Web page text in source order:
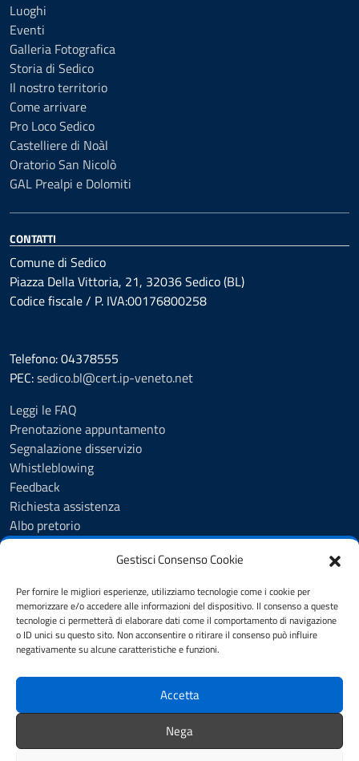
Gestisci Consenso Cookie
Per fornire le migliori esperienze, utilizziamo tecnologie come i cookie per
memorizzare e/o accedere alle informazioni del dispositivo. Il consenso a queste
tecnologie ci permetterà di elaborare dati come il comportamento di navigazione
o ID unici su questo sito. Non acconsentire o ritirare il consenso può influire
negativamente su alcune caratteristiche e funzioni.
Accetta
Nega
Luoghi
Eventi
Galleria Fotografica
Storia di Sedico
Il nostro territorio
Come arrivare
Pro Loco Sedico
Castelliere di Noàl
Oratorio San Nicolò
GAL Prealpi e Dolomiti
CONTATTI
Comune di Sedico
Piazza Della Vittoria, 21, 32036 Sedico (BL)
Codice fiscale / P. IVA:00176800258
Telefono: 04378555
PEC:sedico.bl@cert.ip-veneto.net
Leggi le FAQ
Prenotazione appuntamento
Segnalazione disservizio
Whistleblowing
Feedback
Richiesta assistenza
Albo pretorio
Amministrazione trasparente
Trattamento dati personali
Dichiarazione di accessibilità
SEGUICI SU
Facebook
Privacy policy